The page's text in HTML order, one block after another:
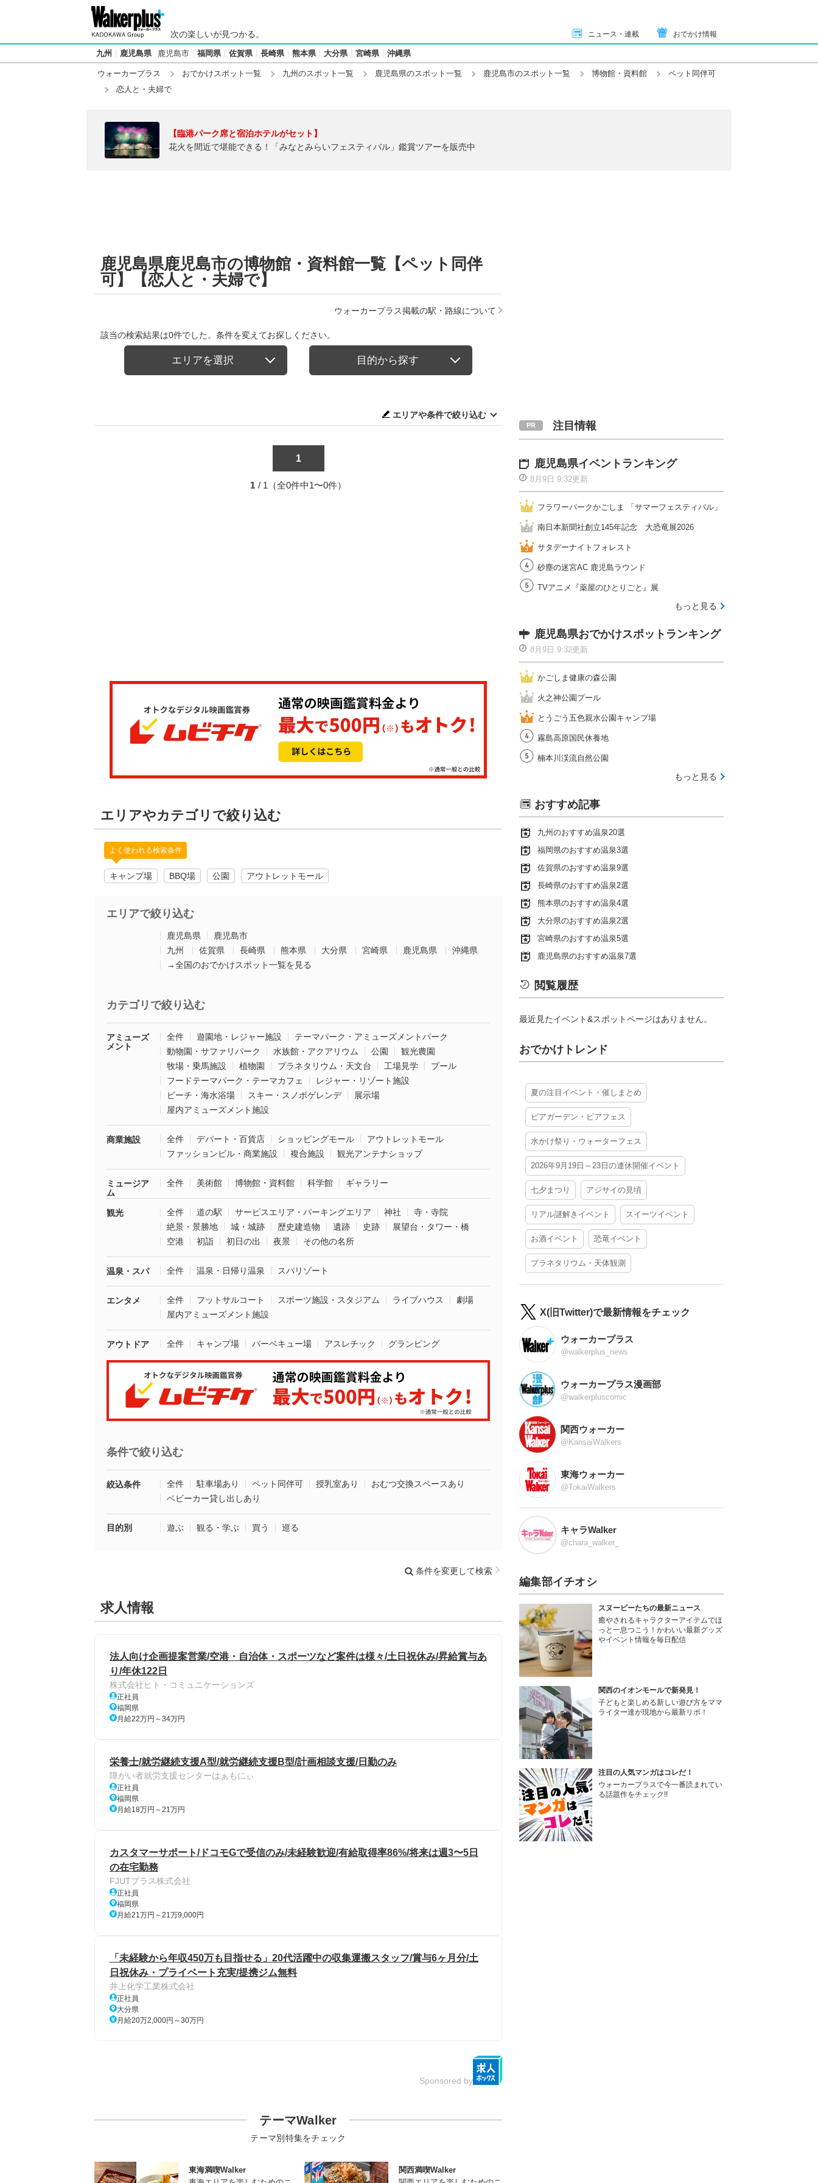
次の楽しいが見つかる。 ニュース・連載 おでかけ情報
九州 鹿児島県 鹿児島市 福岡県 佐賀県 長崎県 熊本県 大分県 宮崎県 沖縄県
ウォーカープラス おでかけスポット一覧 九州のスポット一覧 鹿児島県のスポット一覧 鹿児島市のスポット一覧 博物館・資料館
ペット同伴可
恋人と・夫婦で
【臨港パーク席と宿泊ホテルがセット】
花火を間近で堪能できる！「みなとみらいフェスティバル」鑑賞ツアーを販売中
鹿児島県鹿児島市の博物館・資料館一覧【ペット同伴
可】【恋人と・夫婦で】
ウォーカープラス掲載の駅・路線について
該当の検索結果は0件でした。条件を変えてお探しください。
エリアを選択 目的から探す
エリアや条件で絞り込む
1
1 / 1（全0件中1〜0件）
エリアやカテゴリで絞り込む
よく使われる検索条件
キャンプ場 BBQ場 公園 アウトレットモール
エリアで絞り込む
鹿児島県
鹿児島市
九州
佐賀県 長崎県 熊本県 大分県 宮崎県 鹿児島県
沖縄県
→全国のおでかけスポット一覧を見る
カテゴリで絞り込む
アミューズ
メント
全件 遊園地・レジャー施設
テーマパーク・アミューズメントパーク
動物園・サファリパーク
水族館・アクアリウム 公園
観光農園
牧場・乗馬施設
植物園 プラネタリウム・天文台 工場見学
プール
フードテーマパーク・テーマカフェ
レジャー・リゾート施設
ビーチ・海水浴場
スキー・スノボゲレンデ
展示場
屋内アミューズメント施設
商業施設 全件 デパート・百貨店 ショッピングモール
アウトレットモール
ファッションビル・商業施設
複合施設 観光アンテナショップ
ミュージア
ム
全件 美術館 博物館・資料館 科学館 ギャラリー
観光 全件 道の駅 サービスエリア・パーキングエリア 神社
寺・寺院
絶景・景勝地
城・城跡 歴史建造物 遺跡 史跡
展望台・タワー・橋
空港
初詣 初日の出 夜景 その他の名所
温泉・スパ 全件 温泉・日帰り温泉 スパリゾート
エンタメ 全件 フットサルコート スポーツ施設・スタジアム ライブハウス
劇場
屋内アミューズメント施設
アウトドア 全件 キャンプ場 バーベキュー場 アスレチック グランピング
条件で絞り込む
絞込条件 全件 駐車場あり ペット同伴可 授乳室あり
おむつ交換スペースあり
ベビーカー貸し出しあり
目的別 遊ぶ 観る・学ぶ 買う 巡る
条件を変更して検索
求人情報
法人向け企画提案営業/空港・自治体・スポーツなど案件は様々/土日祝休み/昇給賞与あ
り/年休122日
株式会社ヒト・コミュニケーションズ
正社員
福岡県
月給22万円～34万円
栄養士/就労継続支援A型/就労継続支援B型/計画相談支援/日勤のみ
障がい者就労支援センターはぁもにぃ
正社員
福岡県
月給18万円～21万円
カスタマーサポート/ドコモGで受信のみ/未経験歓迎/有給取得率86%/将来は週3〜5日
の在宅勤務
FJUTプラス株式会社
正社員
福岡県
月給21万円～21万9,000円
「未経験から年収450万も目指せる」20代活躍中の収集運搬スタッフ/賞与6ヶ月分/土
日祝休み・プライベート充実/提携ジム無料
井上化学工業株式会社
正社員
大分県
月給20万2,000円～30万円
Sponsored by
テーマWalker
テーマ別特集をチェック
東海満喫Walker
関西満喫Walker
注目情報
鹿児島県イベントランキング
8月9日 9:32更新
フラワーパークかごしま 「サマーフェスティバル」
南日本新聞社創立145年記念 大恐竜展2026
サタデーナイトフォレスト
砂塵の迷宮AC 鹿児島ラウンド
TVアニメ『薬屋のひとりごと』展
もっと見る
鹿児島県おでかけスポットランキング
8月9日 9:32更新
かごしま健康の森公園
火之神公園プール
とうごう五色親水公園キャンプ場
霧島高原国民休養地
楠本川渓流自然公園
もっと見る
おすすめ記事
九州のおすすめ温泉20選
福岡県のおすすめ温泉3選
佐賀県のおすすめ温泉9選
長崎県のおすすめ温泉2選
熊本県のおすすめ温泉4選
大分県のおすすめ温泉2選
宮崎県のおすすめ温泉5選
鹿児島県のおすすめ温泉7選
閲覧履歴
最近見たイベント&スポットページはありません。
おでかけトレンド
夏の注目イベント・催しまとめ
ビアガーデン・ビアフェス
水かけ祭り・ウォーターフェス
2026年9月19日～23日の連休開催イベント
七夕まつり アジサイの見頃
リアル謎解きイベント スイーツイベント
お酒イベント 恐竜イベント
プラネタリウム・天体観測
X(旧Twitter)で最新情報をチェック
ウォーカープラス
@walkerplus_news
ウォーカープラス漫画部
@walkerpluscomic
関西ウォーカー
@KansaiWalkers
東海ウォーカー
@TokaiWalkers
キャラWalker
@chara_walker_
編集部イチオシ
スヌーピーたちの最新ニュース
癒やされるキャラクターアイテムでほ
っと一息つこう！かわいい最新グッズ
やイベント情報を毎日配信
関西のイオンモールで新発見！
子どもと楽しめる新しい遊び方をママ
ライター達が現地から最新リポ！
注目の人気マンガはコレだ！
ウォーカープラスで今一番読まれてい
る話題作をチェック!!